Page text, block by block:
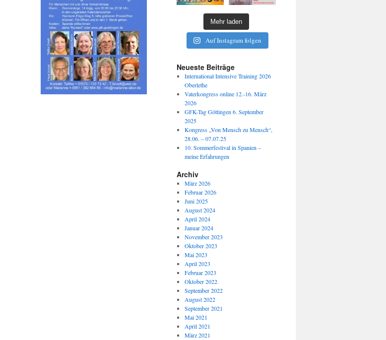
Mehr laden
Auf Instagram folgen
Neueste Beiträge
International Intensive Training 2026
Oberlethe
Vaterkongress online 12.-16. März
2026
GFK-Tag Göttingen 6. September
2025
Kongress „Von Mensch zu Mensch“,
28.06. – 07.07.25
10. Sommerfestival in Spanien –
meine Erfahrungen
Archiv
März 2026
Februar 2026
Juni 2025
August 2024
April 2024
Januar 2024
November 2023
Oktober 2023
Mai 2023
April 2023
Februar 2023
Oktober 2022
September 2022
August 2022
September 2021
Mai 2021
April 2021
März 2021